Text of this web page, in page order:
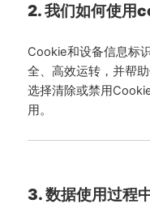
2. 我们如何使用
Cookie和设备信息标
全、高效运转，并帮
选择清除或禁用
用。
3. 数据使用过程